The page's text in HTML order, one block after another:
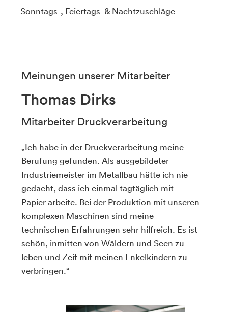
Sonntags-, Feiertags- & Nachtzuschläge
Meinungen unserer Mitarbeiter
Thomas Dirks
Mitarbeiter Druckverarbeitung
Ich habe in der Druckverarbeitung meine
Berufung gefunden. Als ausgebildeter
Industriemeister im Metallbau hätte ich nie
gedacht, dass ich einmal tagtäglich mit
Papier arbeite. Bei der Produktion mit unseren
komplexen Maschinen sind meine
technischen Erfahrungen sehr hilfreich. Es ist
schön, inmitten von Wäldern und Seen zu
leben und Zeit mit meinen Enkelkindern zu
verbringen.